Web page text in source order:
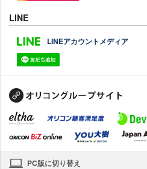
LINE
LINEアカウントメディア
PC版に切り替え